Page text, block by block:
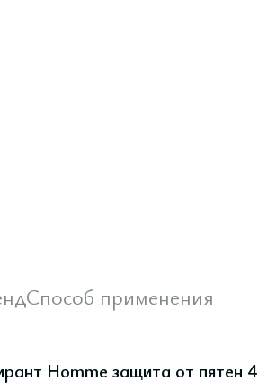
Способ применения
Homme защита от пятен